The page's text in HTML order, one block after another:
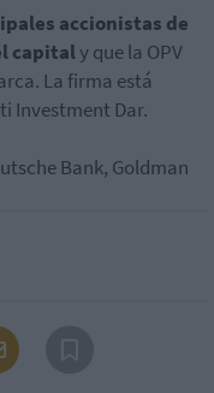
accionistas de
capitaly que la OPV
La firma está
Investment Dar.
Bank, Goldman